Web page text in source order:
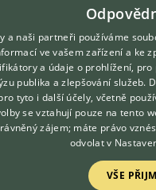
DOMOVSKÁ
INZERCE
DISKUSE
a naši partneři používáme
ve vašem zařízení a ke
a údaje o prohlížení,
publika a zlepšování služeb.
tyto i další účely, včetně
se vztahují pouze na tento
zájem; máte právo
odvolat v
VŠE